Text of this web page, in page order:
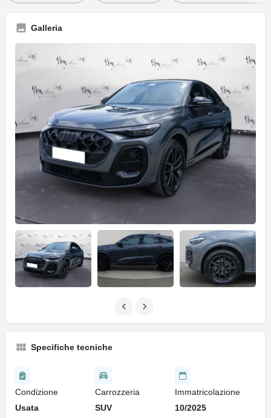
Galleria
Specifiche tecniche
Condizione
Usata
Carrozzeria
SUV
Immatricolazione
10/2025